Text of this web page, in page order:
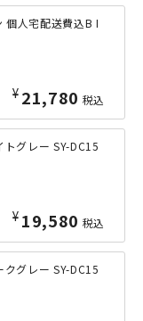
個人宅配送費込B I
¥ 21,780 税込
グレー SY-DC15
¥ 19,580 税込
グレー SY-DC15